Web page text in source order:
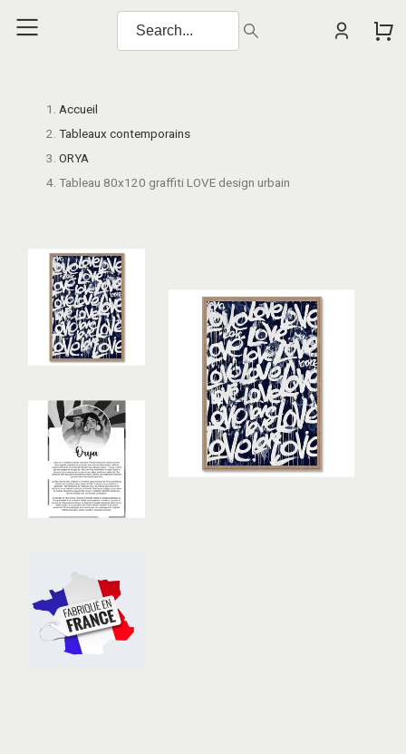
Accueil
Tableaux contemporains
ORYA
Tableau 80x120 graffiti LOVE design urbain